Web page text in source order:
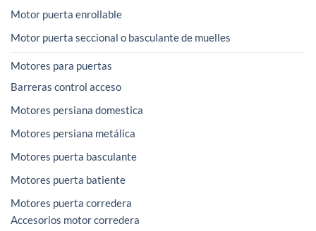
Motor puerta enrollable
Motor puerta seccional o basculante de muelles
Motores para puertas
Barreras control acceso
Motores persiana domestica
Motores persiana metálica
Motores puerta basculante
Motores puerta batiente
Motores puerta corredera
Accesorios motor corredera